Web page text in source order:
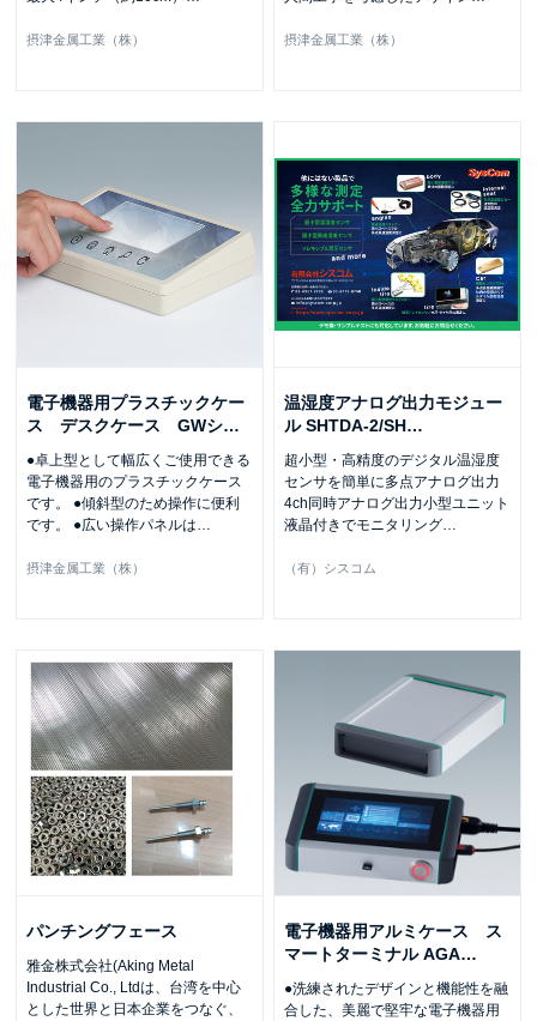
摂津金属工業（株） 摂津金属工業（株）
電子機器用プラスチックケー
ス デスクケース GWシ…
●卓上型として幅広くご使用できる
電子機器用のプラスチックケース
です。 ●傾斜型のため操作に便利
です。 ●広い操作パネルは…
摂津金属工業（株）
温湿度アナログ出力モジュー
ル SHTDA-2/SH…
超小型・高精度のデジタル温湿度
センサを簡単に多点アナログ出力
4ch同時アナログ出力小型ユニット
液晶付きでモニタリング…
（有）シスコム
パンチングフェース
雅金株式会社(Aking Metal
Industrial Co., Ltdは、台湾を中心
とした世界と日本企業をつなぐ、
電子機器用アルミケース ス
マートターミナル AGA…
●洗練されたデザインと機能性を融
合した、美麗で堅牢な電子機器用